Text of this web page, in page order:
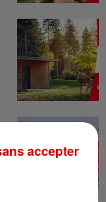
accepter